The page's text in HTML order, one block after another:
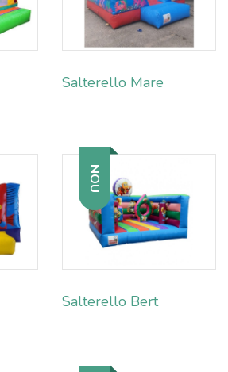
Salterello Mare
NOU
Salterello Bert